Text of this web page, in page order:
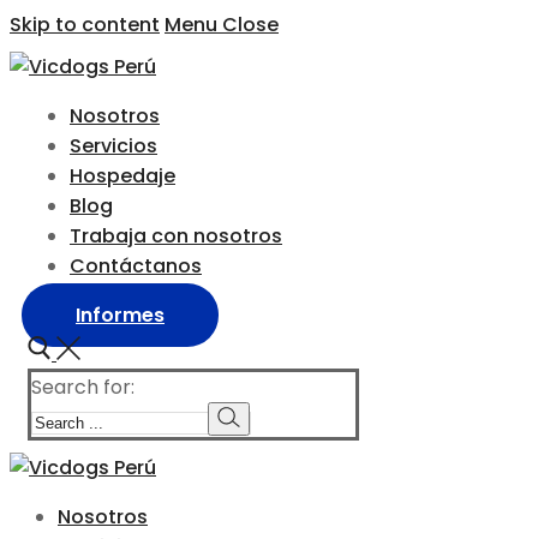
Skip to content Menu Close
Nosotros
Servicios
Hospedaje
Blog
Trabaja con nosotros
Contáctanos
Informes
Search for:
Nosotros